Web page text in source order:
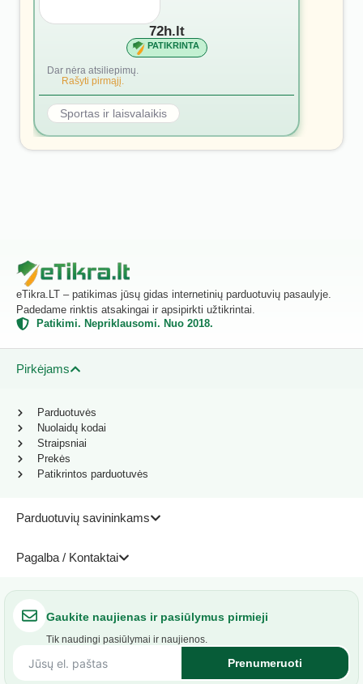
72h.lt
PATIKRINTA
Dar nėra atsiliepimų.
Rašyti pirmąjį.
Sportas ir laisvalaikis
eTikra.LT – patikimas jūsų gidas internetinių parduotuvių pasaulyje.
Padedame rinktis atsakingai ir apsipirkti užtikrintai.
Patikimi. Nepriklausomi. Nuo 2018.
Pirkėjams
Parduotuvių savininkams
Pagalba / Kontaktai
Parduotuvės
Nuolaidų kodai
Straipsniai
Prekės
Patikrintos parduotuvės
Gaukite naujienas ir pasiūlymus pirmieji
Tik naudingi pasiūlymai ir naujienos.
Prenumeruoti